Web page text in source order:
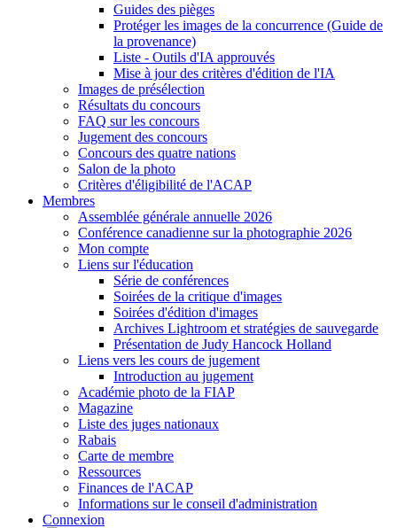
Guides des pièges
Protéger les images de la concurrence (Guide de
la provenance)
Liste - Outils d'IA approuvés
Mise à jour des critères d'édition de l'IA
Images de présélection
Résultats du concours
FAQ sur les concours
Jugement des concours
Concours des quatre nations
Salon de la photo
Critères d'éligibilité de l'ACAP
Membres
Assemblée générale annuelle 2026
Conférence canadienne sur la photographie 2026
Mon compte
Liens sur l'éducation
Série de conférences
Soirées de la critique d'images
Soirées d'édition d'images
Archives Lightroom et stratégies de sauvegarde
Présentation de Judy Hancock Holland
Liens vers les cours de jugement
Introduction au jugement
Académie photo de la FIAP
Magazine
Liste des juges nationaux
Rabais
Carte de membre
Ressources
Finances de l'ACAP
Informations sur le conseil d'administration
Connexion